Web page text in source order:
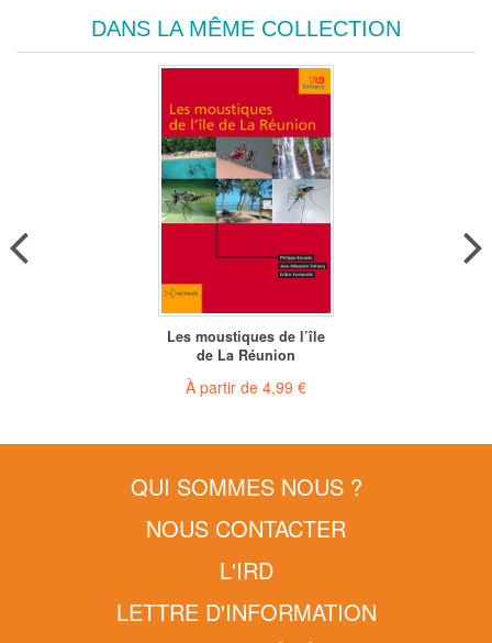
DANS LA MÊME COLLECTION
Les moustiques de l’île
de La Réunion
À partir de 4,99 €
QUI SOMMES NOUS ?
NOUS CONTACTER
L'IRD
LETTRE D'INFORMATION